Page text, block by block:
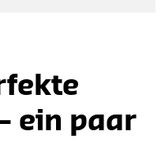
ein paar